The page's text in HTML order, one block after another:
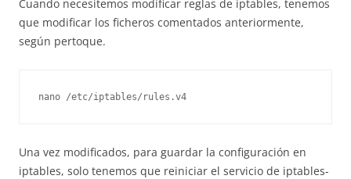
Cuando necesitemos modificar reglas de iptables, tenemos
que modificar los ficheros comentados anteriormente,
según pertoque.
nano /etc/iptables/rules.v4
Una vez modificados, para guardar la configuración en
iptables, solo tenemos que reiniciar el servicio de iptables-